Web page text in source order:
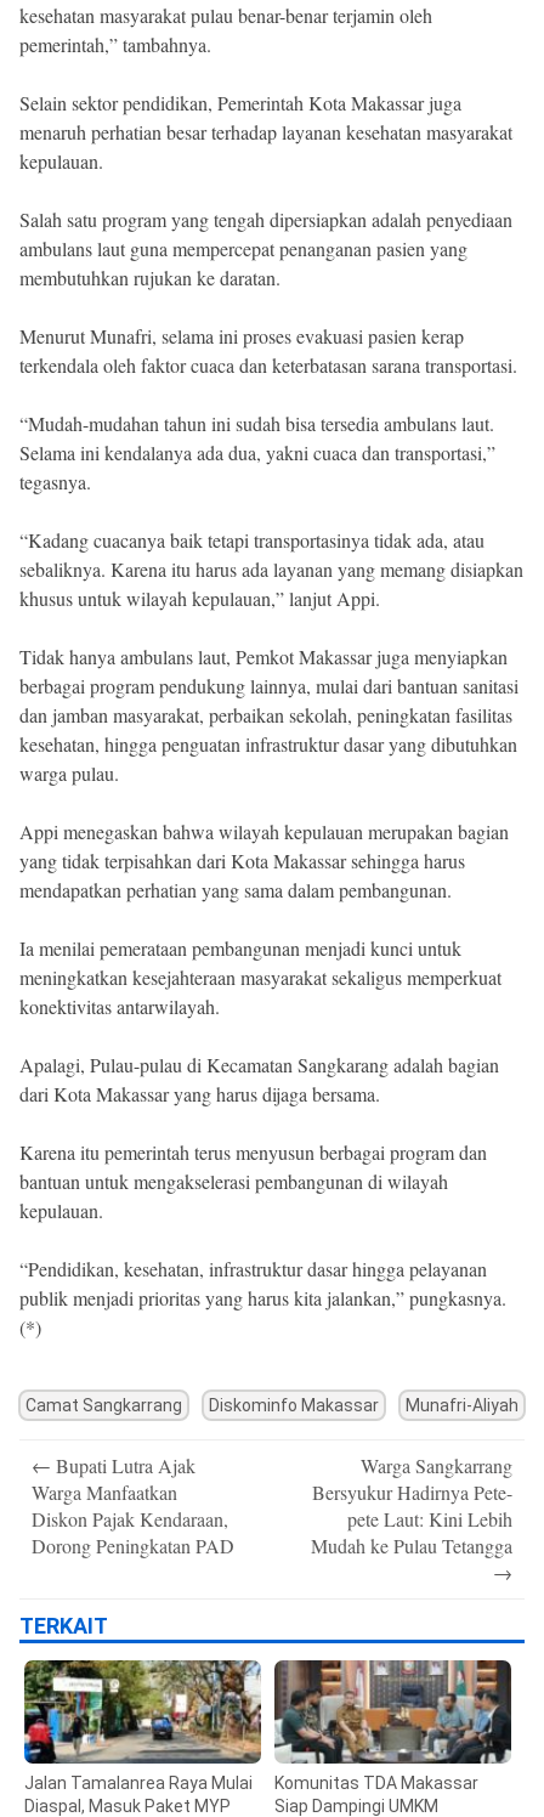
kesehatan masyarakat pulau benar-benar terjamin oleh
pemerintah,” tambahnya.
Selain sektor pendidikan, Pemerintah Kota Makassar juga
menaruh perhatian besar terhadap layanan kesehatan masyarakat
kepulauan.
Salah satu program yang tengah dipersiapkan adalah penyediaan
ambulans laut guna mempercepat penanganan pasien yang
membutuhkan rujukan ke daratan.
Menurut Munafri, selama ini proses evakuasi pasien kerap
terkendala oleh faktor cuaca dan keterbatasan sarana transportasi.
“Mudah-mudahan tahun ini sudah bisa tersedia ambulans laut.
Selama ini kendalanya ada dua, yakni cuaca dan transportasi,”
tegasnya.
“Kadang cuacanya baik tetapi transportasinya tidak ada, atau
sebaliknya. Karena itu harus ada layanan yang memang disiapkan
khusus untuk wilayah kepulauan,” lanjut Appi.
Tidak hanya ambulans laut, Pemkot Makassar juga menyiapkan
berbagai program pendukung lainnya, mulai dari bantuan sanitasi
dan jamban masyarakat, perbaikan sekolah, peningkatan fasilitas
kesehatan, hingga penguatan infrastruktur dasar yang dibutuhkan
warga pulau.
Appi menegaskan bahwa wilayah kepulauan merupakan bagian
yang tidak terpisahkan dari Kota Makassar sehingga harus
mendapatkan perhatian yang sama dalam pembangunan.
Ia menilai pemerataan pembangunan menjadi kunci untuk
meningkatkan kesejahteraan masyarakat sekaligus memperkuat
konektivitas antarwilayah.
Apalagi, Pulau-pulau di Kecamatan Sangkarang adalah bagian
dari Kota Makassar yang harus dijaga bersama.
Karena itu pemerintah terus menyusun berbagai program dan
bantuan untuk mengakselerasi pembangunan di wilayah
kepulauan.
“Pendidikan, kesehatan, infrastruktur dasar hingga pelayanan
publik menjadi prioritas yang harus kita jalankan,” pungkasnya.
(*)
Camat Sangkarrang Diskominfo Makassar Munafri-Aliyah
navigation
← Bupati Lutra Ajak
Warga Manfaatkan
Diskon Pajak Kendaraan,
Dorong Peningkatan PAD
Warga Sangkarrang
Bersyukur Hadirnya Pete-
pete Laut: Kini Lebih
Mudah ke Pulau Tetangga
→
TERKAIT
Jalan Tamalanrea Raya Mulai
Diaspal, Masuk Paket MYP
Komunitas TDA Makassar
Siap Dampingi UMKM